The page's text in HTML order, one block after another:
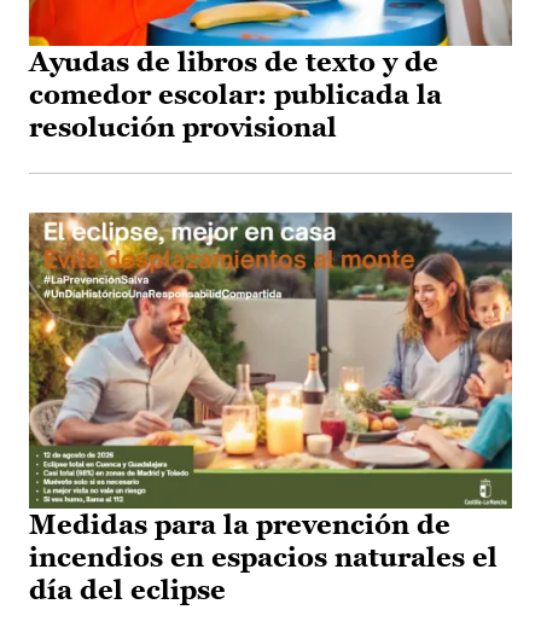
Ayudas de libros de texto y de
comedor escolar: publicada la
resolución provisional
Medidas para la prevención de
incendios en espacios naturales el
día del eclipse